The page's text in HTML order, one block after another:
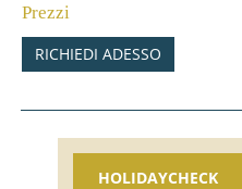
Prezzi
RICHIEDI ADESSO
HOLIDAYCHECK